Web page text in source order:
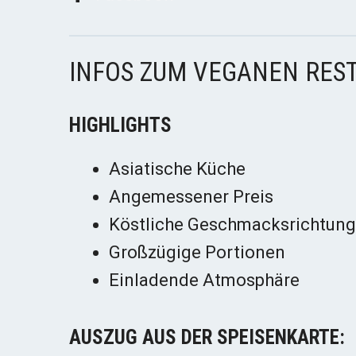
INFOS ZUM VEGANEN
HIGHLIGHTS
Asiatische Küche
Angemessener Preis
Köstliche
Großzügige Portionen
Einladende Atmosphäre
AUSZUG AUS DER SPEISENKARTE: